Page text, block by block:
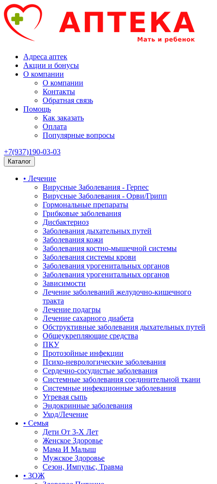
Адреса аптек
Акции и бонусы
О компании
О компании
Контакты
Обратная связь
Помощь
Как заказать
Оплата
Популярные вопросы
+7(937)190-03-03
Каталог
• Лечение
Вирусные Заболевания - Герпес
Вирусные Заболевания - Орви/Грипп
Гормональные препараты
Грибковые заболевания
Дисбактериоз
Заболевания дыхательных путей
Заболевания кожи
Заболевания костно-мышечной системы
Заболевания системы крови
Заболевания урогенитальных органов
Заболевания урогенитальных органов
Зависимости
Лечение заболеваний желудочно-кишечного
тракта
Лечение подагры
Лечение сахарного диабета
Обструктивные заболевания дыхательных путей
Общеукрепляющие средства
ПКУ
Протозойные инфекции
Психо-неврологические заболевания
Сердечно-сосудистые заболевания
Системные заболевания соединительной ткани
Системные инфекционные заболевания
Угревая сыпь
Эндокринные заболевания
Уход/Лечение
• Семья
Дети От 3-Х Лет
Женское Здоровье
Мама И Малыш
Мужское Здоровье
Сезон, Импульс, Травма
• ЗОЖ